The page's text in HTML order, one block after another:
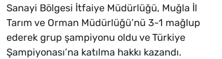
Sanayi Bölgesi İtfaiye Müdürlüğü, Muğla İl
Tarım ve Orman Müdürlüğü’nü 3-1 mağlup
ederek grup şampiyonu oldu ve Türkiye
Şampiyonası’na katılma hakkı kazandı.